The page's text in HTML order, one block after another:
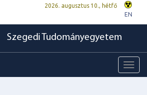
2026. augusztus 10., hétfő
EN
Szegedi Tudományegyetem